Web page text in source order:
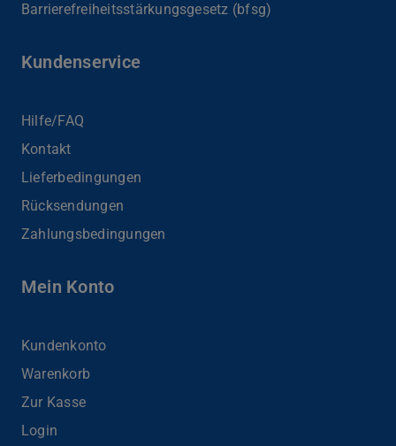
Barrierefreiheits­stärkungsgesetz (bfsg)
Kundenservice
Hilfe/FAQ
Kontakt
Lieferbedingungen
Rücksendungen
Zahlungsbedingungen
Mein Konto
Kundenkonto
Warenkorb
Zur Kasse
Login